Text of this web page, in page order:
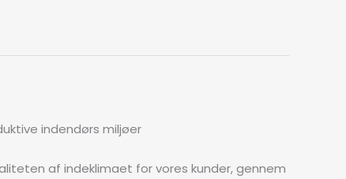
indendørs miljøer
af indeklimaet for vores kunder, gennem